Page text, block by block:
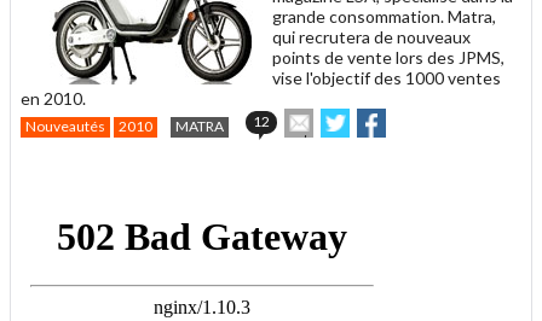
grande consommation. Matra,
qui recrutera de nouveaux
points de vente lors des JPMS,
vise l'objectif des 1000 ventes
en 2010.
Nouveautés 2010 MATRA 12
Envoyer
cet
Partager
sur sur